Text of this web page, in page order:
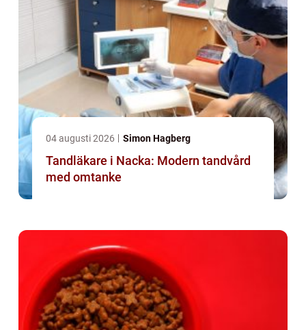
04 augusti 2026 Simon Hagberg
Tandläkare i Nacka: Modern tandvård
med omtanke